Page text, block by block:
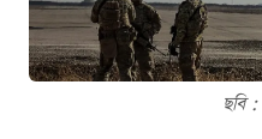
ছবি